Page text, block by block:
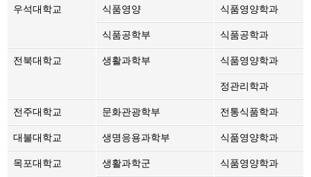
우석대학교 식품영양 식품영양학과
식품공학부 식품공학과
전북대학교 생활과학부 식품영양학과
정관리학과
전주대학교 문화관광학부 전통식품학과
대불대학교 생명응용과학부 식품영양학과
목포대학교 생활과학군 식품영양학과